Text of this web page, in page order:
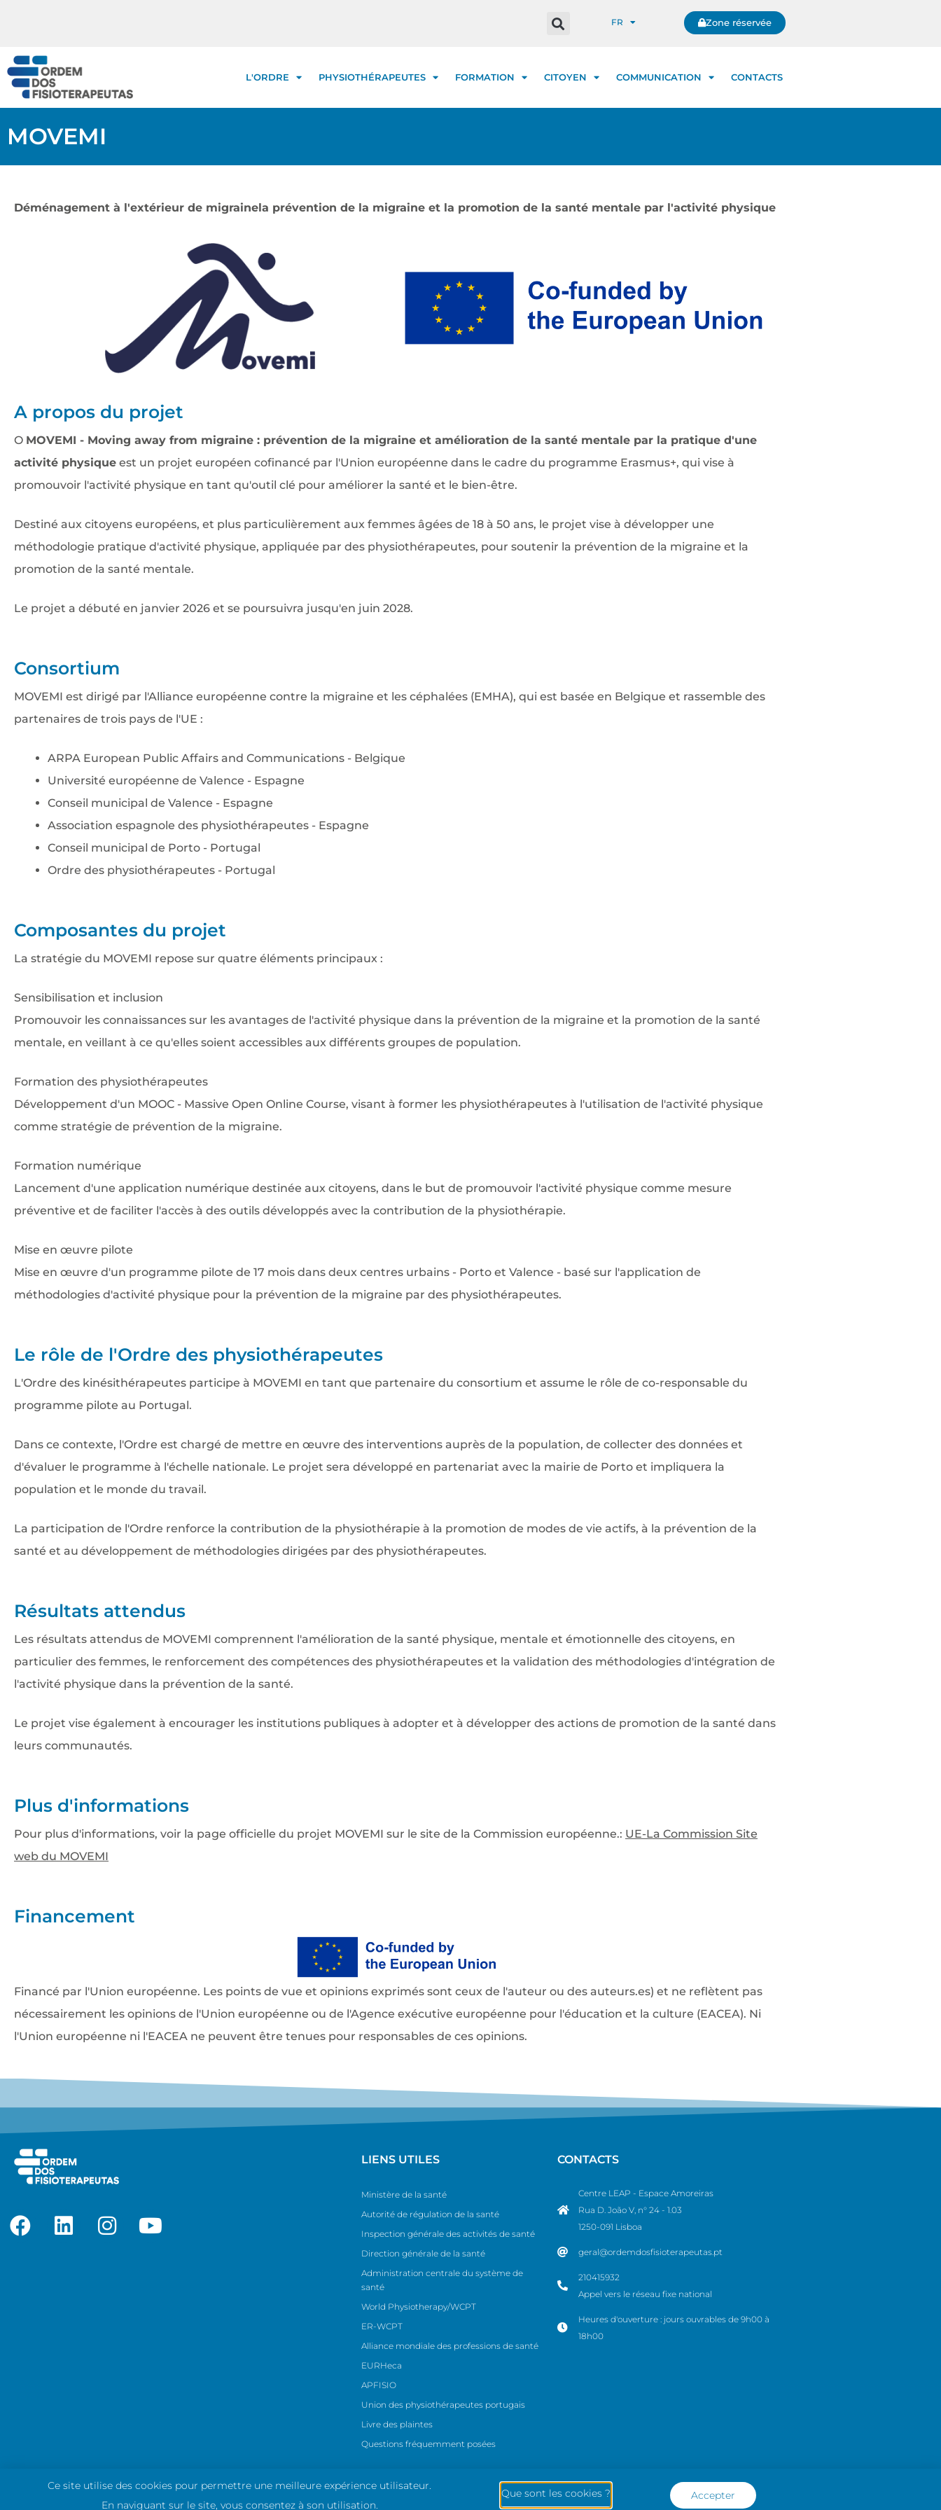
FR Zone réservée
L'ORDRE PHYSIOTHÉRAPEUTES FORMATION CITOYEN COMMUNICATION CONTACTS
MOVEMI
Déménagement à l'extérieur de migrainela prévention de la migraine et la promotion de la santé mentale par l'activité physique
A propos du projet
O MOVEMI - Moving away from migraine : prévention de la migraine et amélioration de la santé mentale par la pratique d'une
activité physique est un projet européen cofinancé par l'Union européenne dans le cadre du programme Erasmus+, qui vise à
promouvoir l'activité physique en tant qu'outil clé pour améliorer la santé et le bien-être.
Destiné aux citoyens européens, et plus particulièrement aux femmes âgées de 18 à 50 ans, le projet vise à développer une
méthodologie pratique d'activité physique, appliquée par des physiothérapeutes, pour soutenir la prévention de la migraine et la
promotion de la santé mentale.
Le projet a débuté en janvier 2026 et se poursuivra jusqu'en juin 2028.
Consortium
MOVEMI est dirigé par l'Alliance européenne contre la migraine et les céphalées (EMHA), qui est basée en Belgique et rassemble des
partenaires de trois pays de l'UE :
ARPA European Public Affairs and Communications - Belgique
Université européenne de Valence - Espagne
Conseil municipal de Valence - Espagne
Association espagnole des physiothérapeutes - Espagne
Conseil municipal de Porto - Portugal
Ordre des physiothérapeutes - Portugal
Composantes du projet
La stratégie du MOVEMI repose sur quatre éléments principaux :
Sensibilisation et inclusion
Promouvoir les connaissances sur les avantages de l'activité physique dans la prévention de la migraine et la promotion de la santé
mentale, en veillant à ce qu'elles soient accessibles aux différents groupes de population.
Formation des physiothérapeutes
Développement d'un MOOC - Massive Open Online Course, visant à former les physiothérapeutes à l'utilisation de l'activité physique
comme stratégie de prévention de la migraine.
Formation numérique
Lancement d'une application numérique destinée aux citoyens, dans le but de promouvoir l'activité physique comme mesure
préventive et de faciliter l'accès à des outils développés avec la contribution de la physiothérapie.
Mise en œuvre pilote
Mise en œuvre d'un programme pilote de 17 mois dans deux centres urbains - Porto et Valence - basé sur l'application de
méthodologies d'activité physique pour la prévention de la migraine par des physiothérapeutes.
Le rôle de l'Ordre des physiothérapeutes
L'Ordre des kinésithérapeutes participe à MOVEMI en tant que partenaire du consortium et assume le rôle de co-responsable du
programme pilote au Portugal.
Dans ce contexte, l'Ordre est chargé de mettre en œuvre des interventions auprès de la population, de collecter des données et
d'évaluer le programme à l'échelle nationale. Le projet sera développé en partenariat avec la mairie de Porto et impliquera la
population et le monde du travail.
La participation de l'Ordre renforce la contribution de la physiothérapie à la promotion de modes de vie actifs, à la prévention de la
santé et au développement de méthodologies dirigées par des physiothérapeutes.
Résultats attendus
Les résultats attendus de MOVEMI comprennent l'amélioration de la santé physique, mentale et émotionnelle des citoyens, en
particulier des femmes, le renforcement des compétences des physiothérapeutes et la validation des méthodologies d'intégration de
l'activité physique dans la prévention de la santé.
Le projet vise également à encourager les institutions publiques à adopter et à développer des actions de promotion de la santé dans
leurs communautés.
Plus d'informations
Pour plus d'informations, voir la page officielle du projet MOVEMI sur le site de la Commission européenne.: UE-La Commission Site
web du MOVEMI
Financement
Financé par l'Union européenne. Les points de vue et opinions exprimés sont ceux de l'auteur ou des auteurs.es) et ne reflètent pas
nécessairement les opinions de l'Union européenne ou de l'Agence exécutive européenne pour l'éducation et la culture (EACEA). Ni
l'Union européenne ni l'EACEA ne peuvent être tenues pour responsables de ces opinions.
LIENS UTILES
Ministère de la santé
Autorité de régulation de la santé
Inspection générale des activités de santé
Direction générale de la santé
Administration centrale du système de
santé
World Physiotherapy/WCPT
ER-WCPT
Alliance mondiale des professions de santé
EURHeca
APFISIO
Union des physiothérapeutes portugais
Livre des plaintes
Questions fréquemment posées
CONTACTS
Centre LEAP - Espace Amoreiras
Rua D. João V, n° 24 - 1.03
1250-091 Lisboa
geral@ordemdosfisioterapeutas.pt
210415932
Appel vers le réseau fixe national
Heures d'ouverture : jours ouvrables de 9h00 à
18h00
© Ordem dos Fisioterapeutas. Tous droits réservés. Avis juridiques
Politique de
confidentialité
Ce site utilise des cookies pour permettre une meilleure expérience utilisateur.
En naviguant sur le site, vous consentez à son utilisation.
Que sont les cookies ? Accepter